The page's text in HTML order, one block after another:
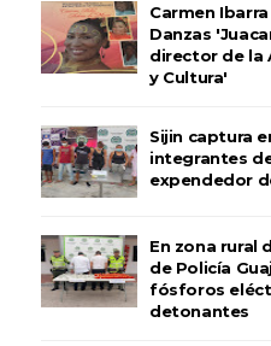
Carmen
Danzas
director de la
y Cultura'
Sijin captura
integrantes
expendedor
En zona rural
de Policía
fósforos
detonantes